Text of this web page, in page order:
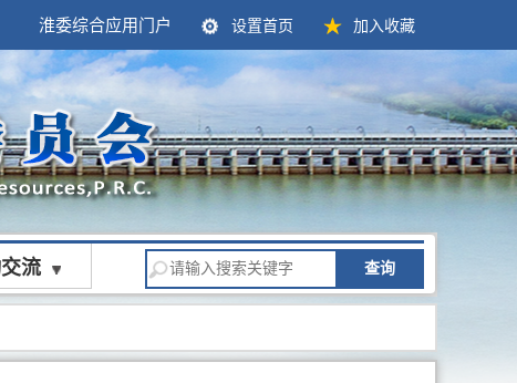
淮委综合应用门户 设置首页 加入收藏
流 查询